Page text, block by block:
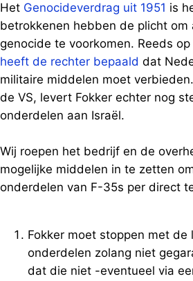
Het Genocideverdrag uit 1951 is
betrokkenen hebben de plicht om
genocide te voorkomen. Reeds op
heeft de rechter bepaald dat
militaire middelen moet
de VS, levert Fokker echter nog
onderdelen aan Israël.
Wij roepen het bedrijf en de
mogelijke middelen in te zetten
onderdelen van F-35s per direct
Fokker moet stoppen met de
onderdelen zolang niet
dat die niet -eventueel via